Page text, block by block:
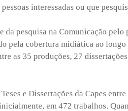
interessadas ou que
pesquisa na Comunicação pelo
pela cobertura midiática ao longo
as 35 produções, 27
e Dissertações da Capes
em 472 trabalhos.